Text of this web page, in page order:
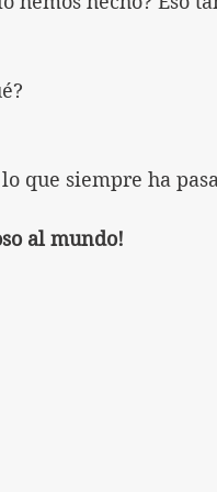
que siempre ha
al mundo!